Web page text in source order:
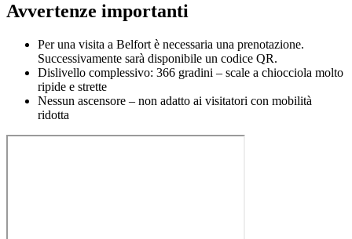
Avvertenze importanti
Per una visita a Belfort è necessaria una prenotazione.
Successivamente sarà disponibile un codice QR.
Dislivello complessivo: 366 gradini – scale a chiocciola molto
ripide e strette
Nessun ascensore – non adatto ai visitatori con mobilità
ridotta